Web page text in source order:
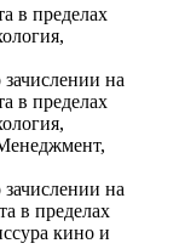
в пределах
зачислении на
в пределах
зачислении на
в пределах
кино и